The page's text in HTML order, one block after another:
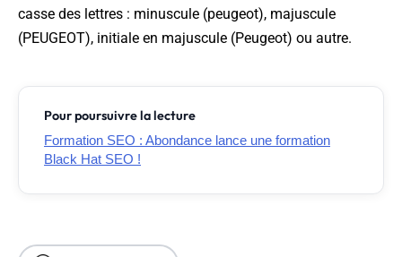
casse des lettres : minuscule (peugeot), majuscule
(PEUGEOT), initiale en majuscule (Peugeot) ou autre.
Pour poursuivre la lecture
Formation SEO : Abondance lance une formation
Black Hat SEO !